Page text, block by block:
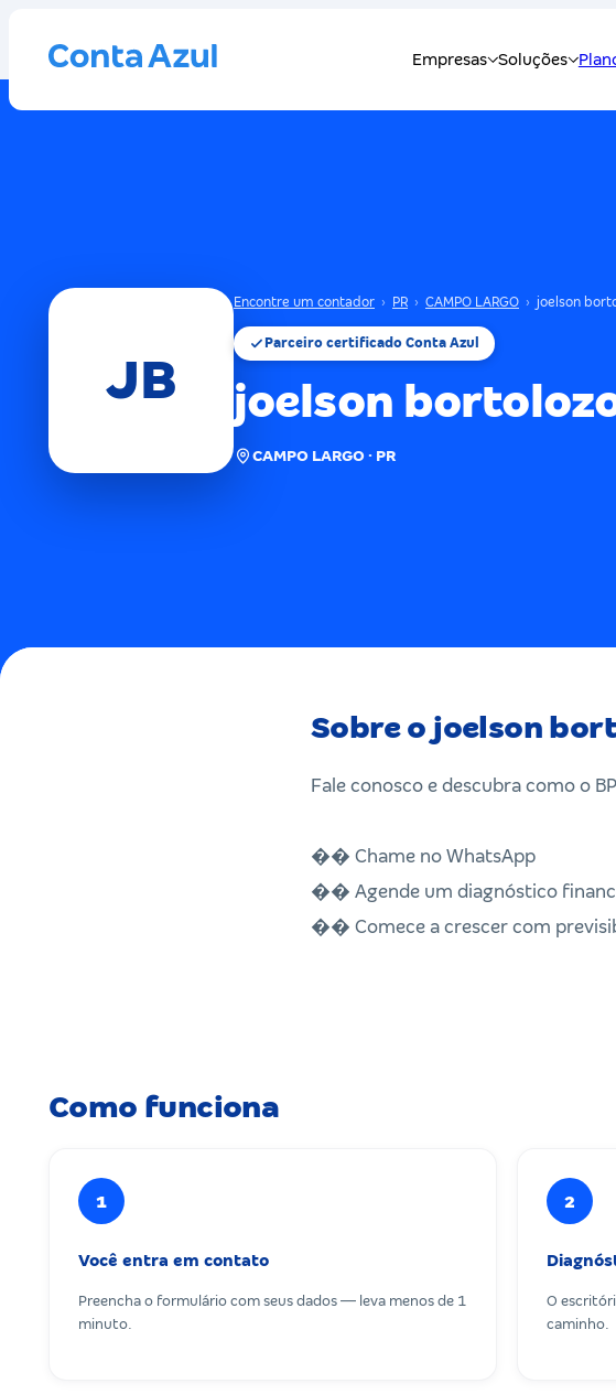
JB
Encontre um contador › PR › CAMPO LARGO › joelson
Parceiro certificado Conta Azul
joelson
CAMPO LARGO · PR
Sobre o joelson
Fale conosco e descubra como o
�� Chame no WhatsApp
�� Agende um diagnóstico
�� Comece a crescer com
Como funciona
1
Você entra em contato
Preencha o formulário com seus dados — leva menos de 1
minuto.
2
O
caminho.